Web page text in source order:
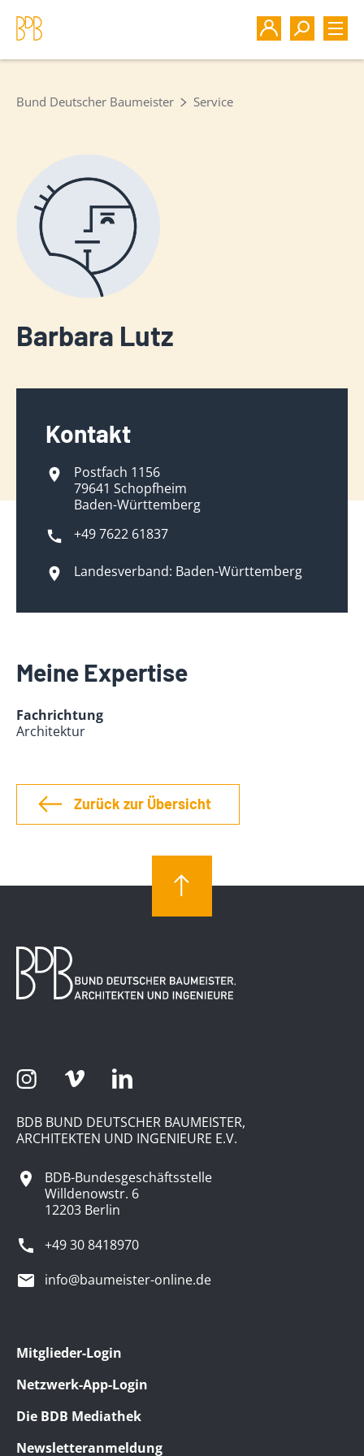
Bund Deutscher Baumeister Service
Barbara Lutz
Kontakt
Postfach 1156
79641 Schopfheim
Baden-Württemberg
+49 7622 61837
Landesverband: Baden-Württemberg
Meine Expertise
Fachrichtung
Architektur
Zurück zur Übersicht
BDB BUND DEUTSCHER BAUMEISTER,
ARCHITEKTEN UND INGENIEURE E.V.
BDB-Bundesgeschäftsstelle
Willdenowstr. 6
12203 Berlin
+49 30 8418970
info@baumeister-online.de
Mitglieder-Login
Netzwerk-App-Login
Die BDB Mediathek
Newsletteranmeldung